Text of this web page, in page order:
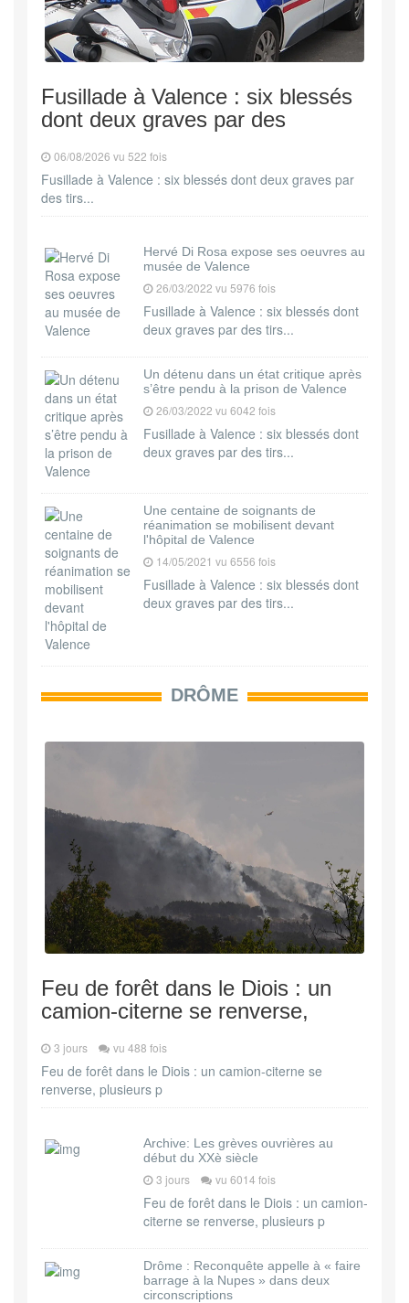
Fusillade à Valence : six blessés
dont deux graves par des
06/08/2026 vu 522 fois
Fusillade à Valence : six blessés dont deux graves par
des tirs...
Hervé Di Rosa expose ses oeuvres au
musée de Valence
26/03/2022 vu 5976 fois
Fusillade à Valence : six blessés dont
deux graves par des tirs...
Un détenu dans un état critique après
s’être pendu à la prison de Valence
26/03/2022 vu 6042 fois
Fusillade à Valence : six blessés dont
deux graves par des tirs...
Une centaine de soignants de
réanimation se mobilisent devant
l'hôpital de Valence
14/05/2021 vu 6556 fois
Fusillade à Valence : six blessés dont
deux graves par des tirs...
DRÔME
Feu de forêt dans le Diois : un
camion-citerne se renverse,
3 jours vu 488 fois
Feu de forêt dans le Diois : un camion-citerne se
renverse, plusieurs p
Archive: Les grèves ouvrières au
début du XXè siècle
3 jours vu 6014 fois
Feu de forêt dans le Diois : un camion-
citerne se renverse, plusieurs p
Drôme : Reconquête appelle à « faire
barrage à la Nupes » dans deux
circonscriptions